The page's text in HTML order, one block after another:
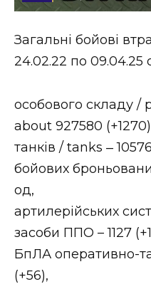
Стиль життя
Втрачений Ужгород
ЗАКАРПАТСЬКІ
НОВИНИ
ФОТО
Загальні бойові
24.02.22 по 09.04.25
особового складу /
about 927580
танків / tanks ‒
бойових
од,
артилерійських
засоби ППО – 1127
БпЛА оперативно-
(+56),